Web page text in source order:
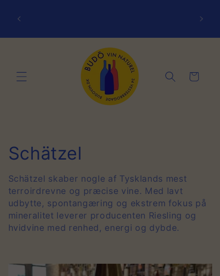
indhold
Indkøbskurv
K
o
l
l
k
Schätzel
Schätzel skaber nogle af Tysklands mest
terroirdrevne og præcise vine. Med lavt
udbytte, spontangæring og ekstrem fokus på
mineralitet leverer producenten Riesling og
hvidvine med renhed, energi og dybde.